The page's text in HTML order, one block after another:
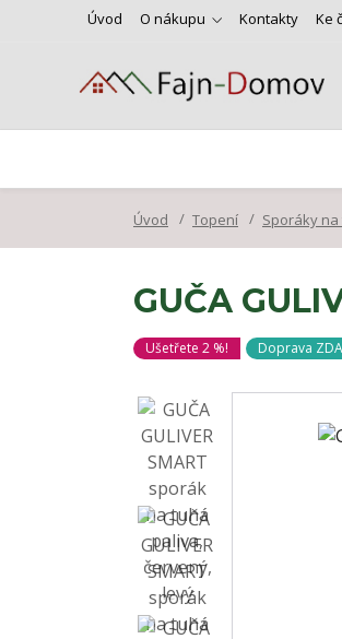
Úvod O nákupu Kontakty Ke
Úvod Topení Sporáky
GUČA
Ušetřete 2 %! Doprava